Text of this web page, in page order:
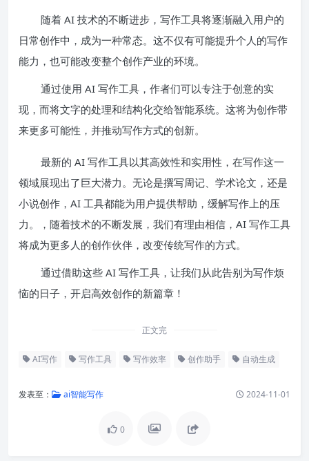
随着 AI 技术的不断进步，写作工具将逐渐融入用户的
日常创作中，成为一种常态。这不仅有可能提升个人的写作
能力，也可能改变整个创作产业的环境。
通过使用 AI 写作工具，作者们可以专注于创意的实
现，而将文字的处理和结构化交给智能系统。这将为创作带
来更多可能性，并推动写作方式的创新。
最新的 AI 写作工具以其高效性和实用性，在写作这一
领域展现出了巨大潜力。无论是撰写周记、学术论文，还是
小说创作，AI 工具都能为用户提供帮助，缓解写作上的压
力。，随着技术的不断发展，我们有理由相信，AI 写作工具
将成为更多人的创作伙伴，改变传统写作的方式。
通过借助这些 AI 写作工具，让我们从此告别为写作烦
恼的日子，开启高效创作的新篇章！
正文完
AI写作 写作工具 写作效率 创作助手 自动生成
发表至： ai智能写作 2024-11-01
0